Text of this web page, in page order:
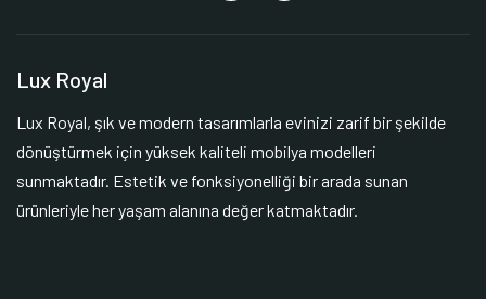
Lux Royal
Lux Royal, şık ve modern tasarımlarla evinizi zarif bir şekilde
dönüştürmek için yüksek kaliteli mobilya modelleri
sunmaktadır. Estetik ve fonksiyonelliği bir arada sunan
ürünleriyle her yaşam alanına değer katmaktadır.